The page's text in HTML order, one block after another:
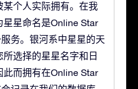
个人实际拥有。在我
星命名是Online Star
务。银河系中星星的天
选择的星星名字和日
而拥有在Online Star